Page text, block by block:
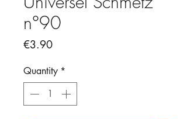
n°90
€3.90Price
Quantity *